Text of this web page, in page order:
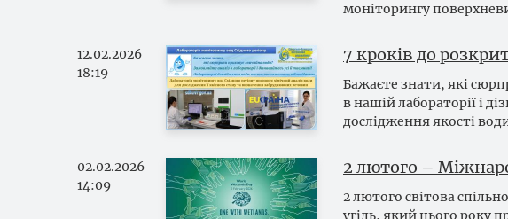
моніторингу
12.02.2026
18:19
7 кроків до
Бажаєте знати, які
в нашій лабораторії і
дослідження якості
02.02.2026
14:09
2 лютого –
2 лютого світова
угідь, який цього року